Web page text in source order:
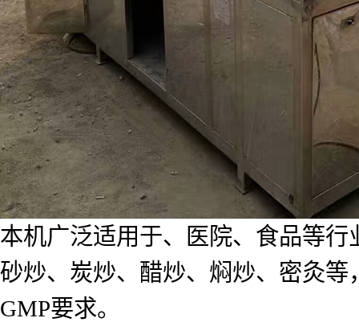
本机广泛适用于、医院、食品等
砂炒、炭炒、醋炒、焖炒、密灸
GMP要求。